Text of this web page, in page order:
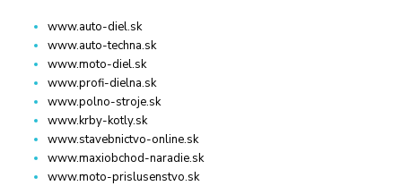
www.auto-diel.sk
www.auto-techna.sk
www.moto-diel.sk
www.profi-dielna.sk
www.polno-stroje.sk
www.krby-kotly.sk
www.stavebnictvo-online.sk
www.maxiobchod-naradie.sk
www.moto-prislusenstvo.sk